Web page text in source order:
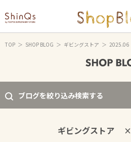
TOP SHOP BLOG ギビングストア 2025.06
ブログを絞り込み検索する
ギビングストア ×